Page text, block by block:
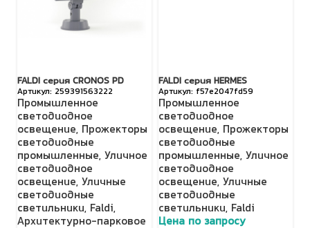
FALDI серия CRONOS PD
259391563222
Промышленное
светодиодное
освещение, Прожекторы
светодиодные
промышленные, Уличное
светодиодное
освещение, Уличные
светодиодные
светильники, Faldi,
Архитектурно-парковое
FALDI серия HERMES
f57e2047fd59
Промышленное
светодиодное
освещение, Прожекторы
светодиодные
промышленные, Уличное
светодиодное
освещение, Уличные
светодиодные
светильники, Faldi
Цена по запросу